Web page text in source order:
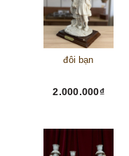
đôi bạn
2.000.000₫